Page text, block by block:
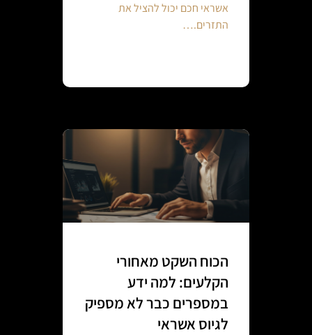
אשראי חכם יכול להציל את
התזרים.…
הכוח השקט מאחורי
הקלעים: למה ידע
במספרים כבר לא מספיק
לגיוס אשראי